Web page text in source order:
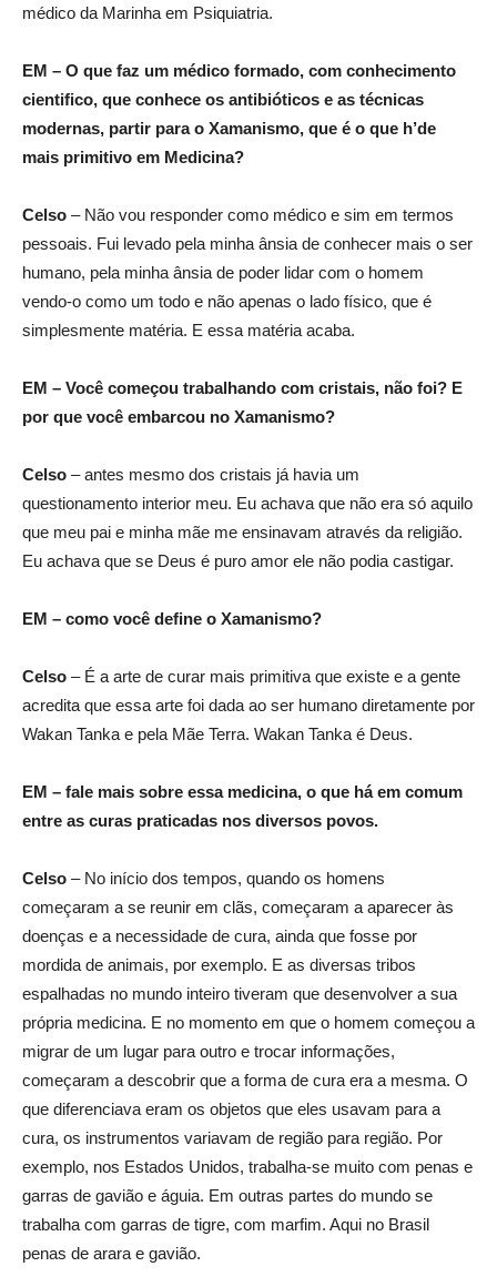
médico da Marinha em Psiquiatria.
EM – O que faz um médico formado, com conhecimento
cientifico, que conhece os antibióticos e as técnicas
modernas, partir para o Xamanismo, que é o que h’de
mais primitivo em Medicina?
Celso – Não vou responder como médico e sim em termos
pessoais. Fui levado pela minha ânsia de conhecer mais o ser
humano, pela minha ânsia de poder lidar com o homem
vendo-o como um todo e não apenas o lado físico, que é
simplesmente matéria. E essa matéria acaba.
EM – Você começou trabalhando com cristais, não foi? E
por que você embarcou no Xamanismo?
Celso – antes mesmo dos cristais já havia um
questionamento interior meu. Eu achava que não era só aquilo
que meu pai e minha mãe me ensinavam através da religião.
Eu achava que se Deus é puro amor ele não podia castigar.
EM – como você define o Xamanismo?
Celso – É a arte de curar mais primitiva que existe e a gente
acredita que essa arte foi dada ao ser humano diretamente por
Wakan Tanka e pela Mãe Terra. Wakan Tanka é Deus.
EM – fale mais sobre essa medicina, o que há em comum
entre as curas praticadas nos diversos povos.
Celso – No início dos tempos, quando os homens
começaram a se reunir em clãs, começaram a aparecer às
doenças e a necessidade de cura, ainda que fosse por
mordida de animais, por exemplo. E as diversas tribos
espalhadas no mundo inteiro tiveram que desenvolver a sua
própria medicina. E no momento em que o homem começou a
migrar de um lugar para outro e trocar informações,
começaram a descobrir que a forma de cura era a mesma. O
que diferenciava eram os objetos que eles usavam para a
cura, os instrumentos variavam de região para região. Por
exemplo, nos Estados Unidos, trabalha-se muito com penas e
garras de gavião e águia. Em outras partes do mundo se
trabalha com garras de tigre, com marfim. Aqui no Brasil
penas de arara e gavião.